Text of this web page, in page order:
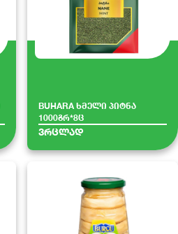
BUHARA ხმელი პიტნა
1000გრ*8ც
ვრცლად